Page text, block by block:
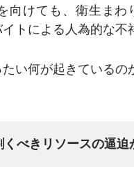
けても、衛生まわ
トによる人為的な不
い何が起きているの
くべきリソースの逼迫